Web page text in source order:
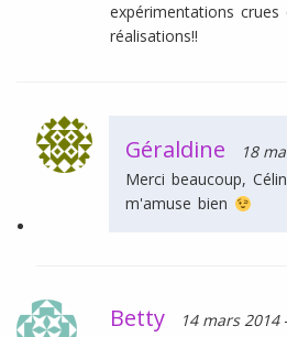
expérimentations
réalisations!!
Géraldine
18
Merci beaucoup,
m'amuse bien
Betty 14 mars 2014 -